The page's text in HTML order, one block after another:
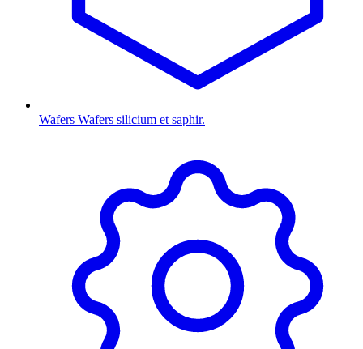
Wafers Wafers silicium et saphir.